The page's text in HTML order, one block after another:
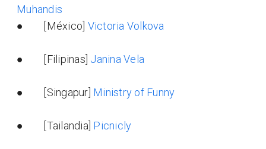
Muhandis
● [México] Victoria Volkova
● [Filipinas] Janina Vela
● [Singapur] Ministry of Funny
● [Tailandia] Picnicly